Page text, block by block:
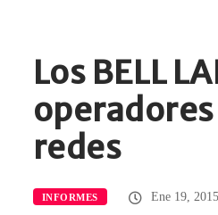
Los BELL
redes
INFORMES Ene 19, 2015